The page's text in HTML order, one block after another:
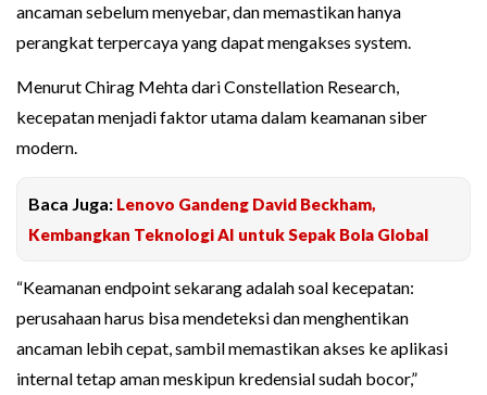
ancaman sebelum menyebar, dan memastikan hanya
perangkat terpercaya yang dapat mengakses system.
Menurut Chirag Mehta dari Constellation Research,
kecepatan menjadi faktor utama dalam keamanan siber
modern.
Baca Juga: Lenovo Gandeng David Beckham,
Kembangkan Teknologi AI untuk Sepak Bola Global
“Keamanan endpoint sekarang adalah soal kecepatan:
perusahaan harus bisa mendeteksi dan menghentikan
ancaman lebih cepat, sambil memastikan akses ke aplikasi
internal tetap aman meskipun kredensial sudah bocor,”